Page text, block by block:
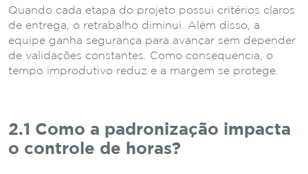
Quando cada etapa do projeto possui critérios claros
de entrega, o retrabalho diminui. Além disso, a
equipe ganha segurança para avançar sem depender
de validações constantes. Como consequência, o
tempo improdutivo reduz e a margem se protege.
2.1 Como a padronização impacta
o controle de horas?